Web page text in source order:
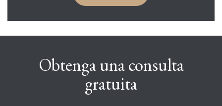
Obtenga una consulta
gratuita